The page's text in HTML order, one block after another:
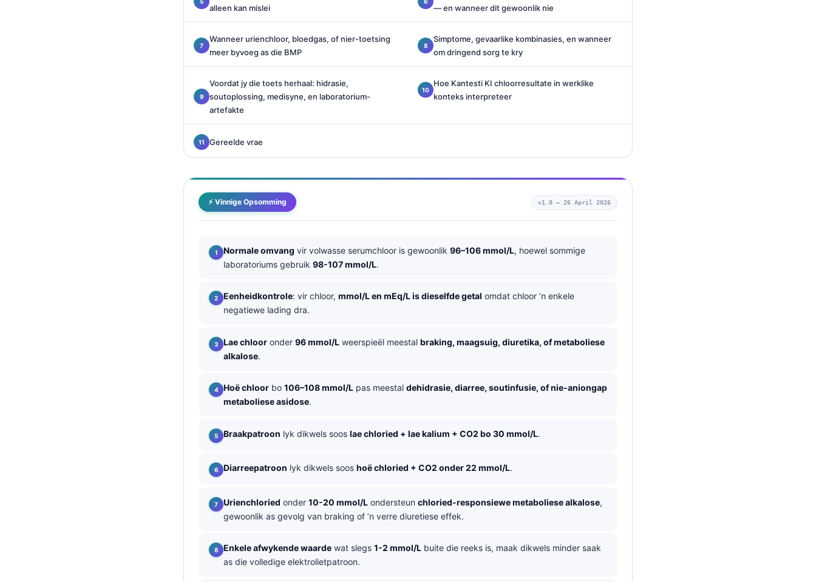
alleen kan mislei
— en wanneer dit gewoonlik nie
Wanneer urienchloor, bloedgas, of nier-toetsing
meer byvoeg as die BMP
Simptome, gevaarlike kombinasies, en wanneer
om dringend sorg te kry
Voordat jy die toets herhaal: hidrasie,
soutoplossing, medisyne, en laboratorium-
artefakte
Hoe Kantesti KI chloorresultate in werklike
konteks interpreteer
Gereelde vrae
⚡ Vinnige Opsomming v1.0 — 26 April 2026
Normale omvang vir volwasse serumchloor is gewoonlik 96–106 mmol/L, hoewel sommige
laboratoriums gebruik 98-107 mmol/L.
Eenheidkontrole: vir chloor, mmol/L en mEq/L is dieselfde getal omdat chloor ’n enkele
negatiewe lading dra.
Lae chloor onder 96 mmol/L weerspieël meestal braking, maagsuig, diuretika, of metaboliese
alkalose.
Hoë chloor bo 106–108 mmol/L pas meestal dehidrasie, diarree, soutinfusie, of nie-aniongap
metaboliese asidose.
Braakpatroon lyk dikwels soos lae chloried + lae kalium + CO2 bo 30 mmol/L.
Diarreepatroon lyk dikwels soos hoë chloried + CO2 onder 22 mmol/L.
Urienchloried onder 10-20 mmol/L ondersteun chloried-responsiewe metaboliese alkalose,
gewoonlik as gevolg van braking of ’n verre diuretiese effek.
Enkele afwykende waarde wat slegs 1-2 mmol/L buite die reeks is, maak dikwels minder saak
as die volledige elektrolietpatroon.